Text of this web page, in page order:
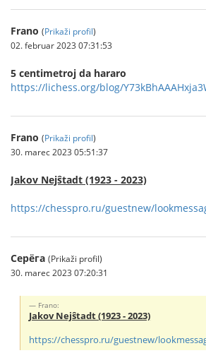
Frano (Prikaži profil)
02. februar 2023 07:31:53
5 centimetroj da hararo
https://lichess.org/blog/
Frano (Prikaži profil)
30. marec 2023 05:51:37
Jakov Nejŝtadt (1923 - 2023)
https://chesspro.ru/guestnew/
Серёга (Prikaži profil)
30. marec 2023 07:20:31
Frano:
Jakov Nejŝtadt (1923 - 2023)
https://chesspro.ru/guestnew/